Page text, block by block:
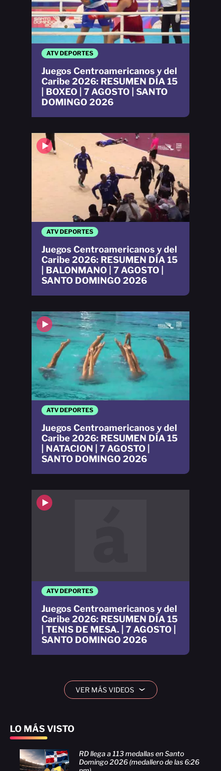
LO MÁS VISTO
RD llega a 113 medallas en Santo
Domingo 2026 (medallero de las 6:26
ATV DEPORTES
Juegos Centroamericanos y del
Caribe 2026: RESUMEN DÍA 15
| BOXEO | 7 AGOSTO | SANTO
DOMINGO 2026
ATV DEPORTES
Juegos Centroamericanos y del
Caribe 2026: RESUMEN DÍA 15
| TENIS DE MESA. | 7 AGOSTO |
SANTO DOMINGO 2026
ATV DEPORTES
Juegos Centroamericanos y del
Caribe 2026: RESUMEN DÍA 15
| NATACION | 7 AGOSTO |
SANTO DOMINGO 2026
ATV DEPORTES
Juegos Centroamericanos y del
Caribe 2026: RESUMEN DÍA 15
| BALONMANO | 7 AGOSTO |
SANTO DOMINGO 2026
VER MÁS VIDEOS ›